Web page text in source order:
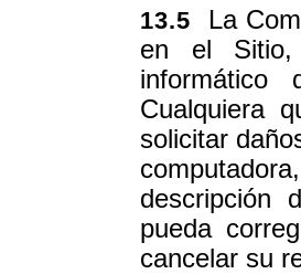
13.5 La
en el Sitio,
informático
Cualquiera
solicitar
descripción
pueda
cancelar su